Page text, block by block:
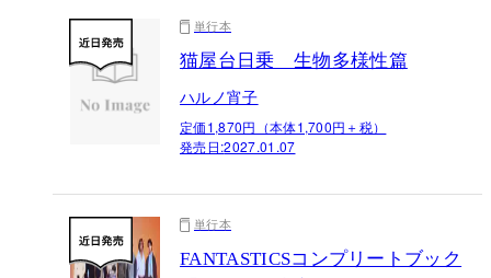
単行本
猫屋台日乗 生物多様性篇
ハルノ宵子
定価1,870円（本体1,700円＋税）
発売日:2027.01.07
単行本
FANTASTICSコンプリートブック